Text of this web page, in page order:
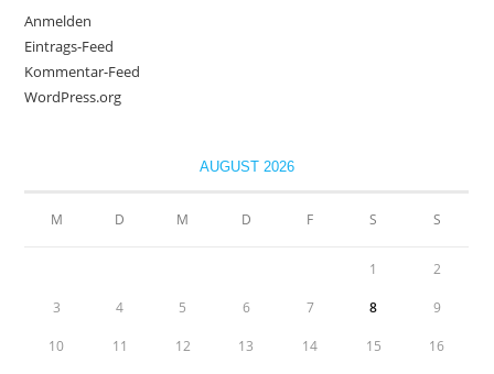
Anmelden
Eintrags-Feed
Kommentar-Feed
WordPress.org
AUGUST 2026
M D M D F S S
1 2
3 4 5 6 7 8 9
10 11 12 13 14 15 16